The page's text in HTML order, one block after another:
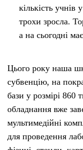
кількість учнів
трохи зросла.
а на сьогодні
Цього року наша
субвенцію, на
бази у розмірі 860
обладнання вже
мультимедійні
для проведення